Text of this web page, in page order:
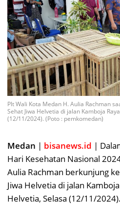
Plt Wali Kota Medan H. Aulia Rachman
Sehat Jiwa Helvetia di jalan Kamboja
(12/11/2024). (Poto : pemkomedan)
Medan | bisanews.id |
Hari Kesehatan Nasional
Aulia Rachman berkunjung
Jiwa Helvetia di jalan
Helvetia, Selasa (12/11/2024).